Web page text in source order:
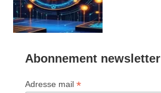
Abonnement newsletter
Adresse mail*